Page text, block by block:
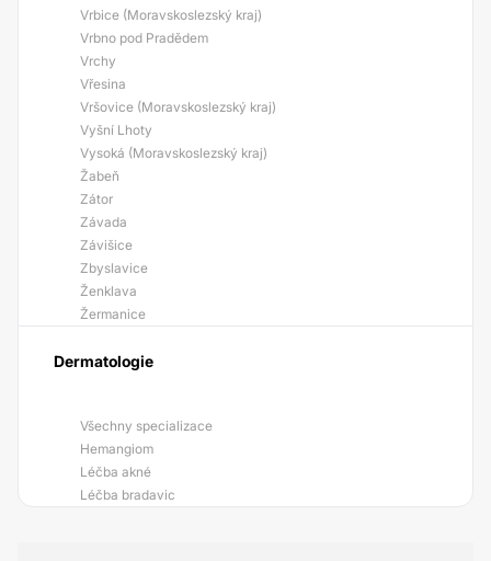
Vrbice (Moravskoslezský kraj)
Vrbno pod Pradědem
Vrchy
Vřesina
Vršovice (Moravskoslezský kraj)
Vyšní Lhoty
Vysoká (Moravskoslezský kraj)
Žabeň
Zátor
Závada
Závišice
Zbyslavice
Ženklava
Žermanice
Dermatologie
Všechny specializace
Hemangiom
Léčba akné
Léčba bradavic